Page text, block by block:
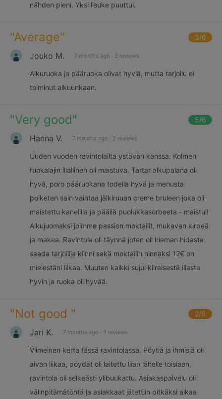
nähden pieni. Yksi lisuke puuttui.
"Average" 3/6
Jouko M. 7 months ago · 3 reviews
Alkuruoka ja pääruoka olivat hyviä, mutta tarjoilu ei
toiminut alkuunkaan.
"Very good" 5/6
Hanna V. 7 months ago · 2 reviews
Uuden vuoden ravintolailta ystävän kanssa. Kolmen
ruokalajin illallinen oli maistuva. Tartar alkupalana oli
hyvä, poro pääruokana todella hyvä ja menusta
poiketen sain vaihtaa jälkiruuan creme bruleen joka oli
maistettu kanelilla ja päällä puolukkasorbeeta - maistui!
Alkujuomaksi joimme passion moktailit, mukavan kirpeä
ja makea. Ravintola oli täynnä joten oli hieman hidasta
saada tarjoilija kiinni sekä moktailin hinnaksi 12€ on
mielestäni liikaa. Muuten kaikki sujui kiireisestä illasta
hyvin ja ruoka oli hyvää.
"Not good " 2/6
Jari K. 7 months ago · 2 reviews
Viimeinen kerta tässä ravintolassa. Pöytiä ja ihmisiä oli
aivan liikaa, pöydät oli laitettu liian lähelle toisiaan,
ravintola oli selkeästi ylibuukattu. Asiakaspalvelu oli
välinpitämätöntä ja asiakkaat jätettiin pitkäksi aikaa